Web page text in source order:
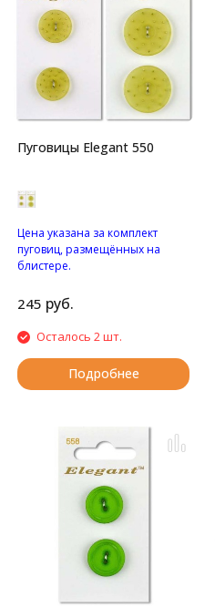
Пуговицы Elegant 550
Цена указана за комплект
пуговиц, размещённых на
блистере.
отверстиями и с узором.
245 руб.
Осталось 2 шт.
Подробнее